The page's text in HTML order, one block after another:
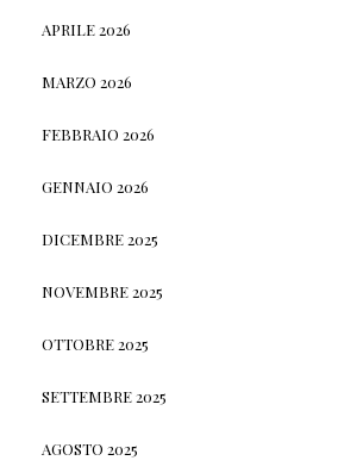
APRILE 2026
MARZO 2026
FEBBRAIO 2026
GENNAIO 2026
DICEMBRE 2025
NOVEMBRE 2025
OTTOBRE 2025
SETTEMBRE 2025
AGOSTO 2025